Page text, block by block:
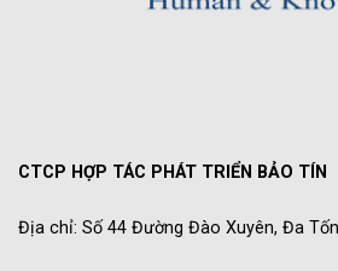
CTCP HỢP TÁC PHÁT TRIỂN BẢO TÍN
Địa chỉ: Số 44 Đường Đào Xuyên, Đa